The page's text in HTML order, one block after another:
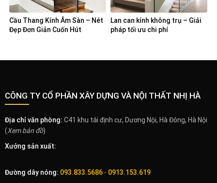
Cầu Thang Kính Âm Sàn – Nét
Đẹp Đơn Giản Cuốn Hút
Lan can kính không trụ – Giải
pháp tối ưu chi phí
CÔNG TY CỔ PHẦN XÂY DỰNG VÀ NỘI THẤT NHỊ HÀ
Địa chỉ văn phòng: C41 khu tái định cư, Dương Nội, Hà Đông, Hà Nội
(Xem bản đồ)
Xưởng sản xuất:
Đường dây nóng: 093.833.5686- 0913.153.619